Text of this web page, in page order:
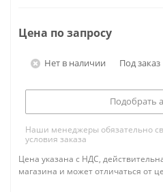
Цена по запросу
Нет в наличии Под заказ
Подобрать
Наши менеджеры обязательно
условия заказа
Цена указана с НДС,
магазина и может отличаться от